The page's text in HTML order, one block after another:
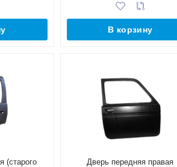
В корзину
(старого
Дверь передняя правая